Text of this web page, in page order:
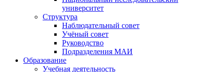
университет
Структура
Наблюдательный совет
Учёный совет
Руководство
Подразделения МАИ
Образование
Учебная деятельность